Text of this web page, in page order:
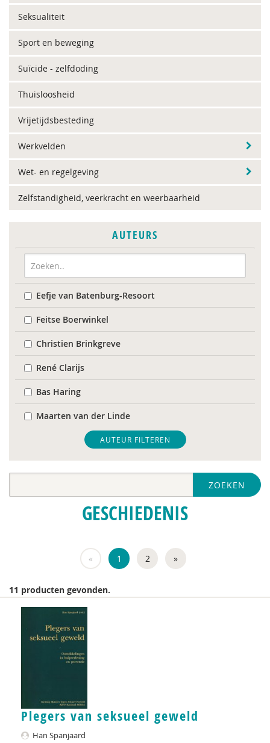
Seksualiteit
Sport en beweging
Suïcide - zelfdoding
Thuisloosheid
Vrijetijdsbesteding
Werkvelden
Wet- en regelgeving
Zelfstandigheid, veerkracht en weerbaarheid
AUTEURS
Eefje van Batenburg-Resoort
Feitse Boerwinkel
Christien Brinkgreve
René Clarijs
Bas Haring
Maarten van der Linde
Maarten van Rossem
Jan Steyaert
AUTEUR FILTEREN
ZOEKEN
GESCHIEDENIS
« 1 2 »
11 producten gevonden.
Plegers van seksueel geweld
Han Spanjaard